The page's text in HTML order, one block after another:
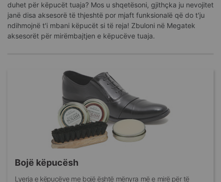
duhet për këpucët tuaja? Mos u shqetësoni, gjithçka ju nevojitet
janë disa aksesorë të thjeshtë por mjaft funksionalë që do t'ju
ndihmojnë t'i mbani këpucët si të reja! Zbuloni në Megatek
aksesorët për mirëmbajtjen e këpucëve tuaja.
Bojë këpucësh
Lyerja e këpucëve me bojë është mënyra më e mirë për të